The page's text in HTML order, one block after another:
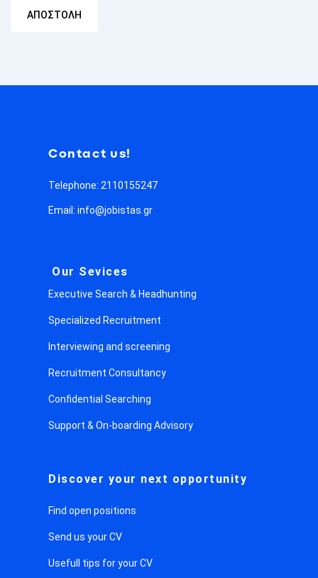
Contact us!
Telephone: 2110155247
Email: info@jobistas.gr
Our Sevices
Executive Search & Headhunting
Specialized Recruitment
Interviewing and screening
Recruitment Consultancy
Confidential Searching
Support & On-boarding Advisory
Discover your next opportunity
Find open positions
Send us your CV
Usefull tips for your CV